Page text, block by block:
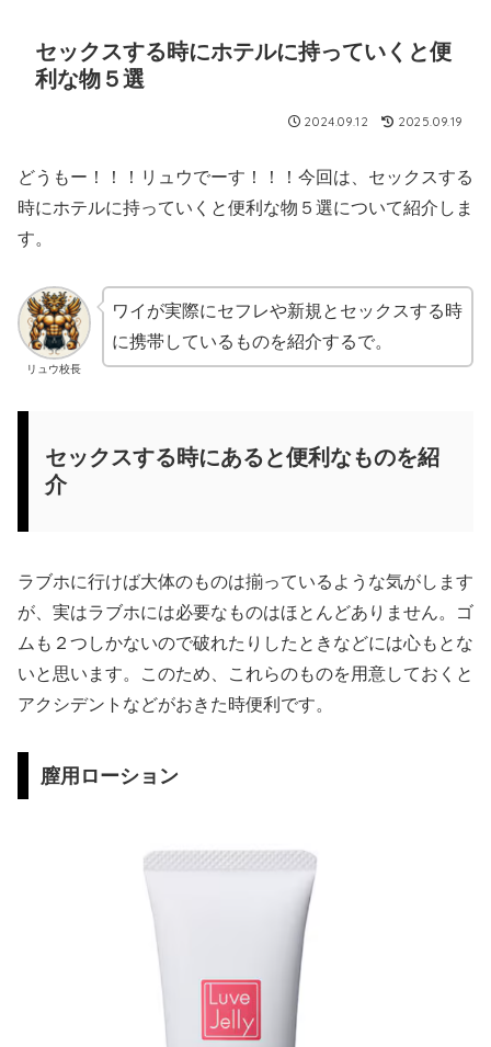
セックスする時にホテルに持っていくと便
利な物５選
2024.09.12 2025.09.19
どうもー！！！リュウでーす！！！今回は、セックスする
時にホテルに持っていくと便利な物５選について紹介しま
す。
リュウ校長
ワイが実際にセフレや新規とセックスする時
に携帯しているものを紹介するで。
セックスする時にあると便利なものを紹
介
ラブホに行けば大体のものは揃っているような気がします
が、実はラブホには必要なものはほとんどありません。ゴ
ムも２つしかないので破れたりしたときなどには心もとな
いと思います。このため、これらのものを用意しておくと
アクシデントなどがおきた時便利です。
膣用ローション